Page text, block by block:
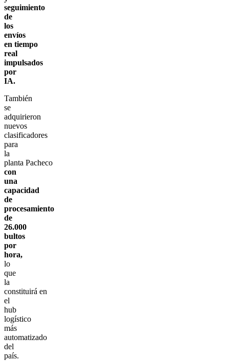
seguimiento
de
los
envíos
en tiempo
real
impulsados
por
IA.
También
se
adquirieron
nuevos
clasificadores
para
la
planta Pacheco
con
una
capacidad
de
procesamiento
de
26.000
bultos
por
hora,
lo
que
la
constituirá en
el
hub
logístico
más
automatizado
del
país.